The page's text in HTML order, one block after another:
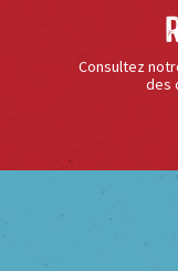
Consultez
des